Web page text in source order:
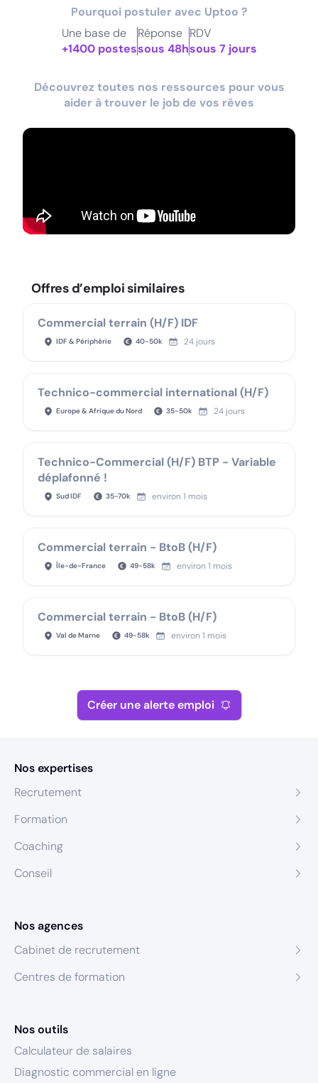
Pourquoi postuler avec Uptoo ?
Une base de
+1400 postes
Réponse
sous 48h
RDV
sous 7 jours
Découvrez toutes nos ressources pour vous
aider à trouver le job de vos rêves
Offres d’emploi similaires
Commercial terrain (H/F) IDF
IDF & Périphérie 40-50k 24 jours
Technico-commercial international (H/F)
Europe & Afrique du Nord 35-50k 24 jours
Technico-Commercial (H/F) BTP - Variable
déplafonné !
Sud IDF 35-70k environ 1 mois
Commercial terrain - BtoB (H/F)
Île-de-France 49-58k environ 1 mois
Commercial terrain - BtoB (H/F)
Val de Marne 49-58k environ 1 mois
Créer une alerte emploi
Nos expertises
Recrutement
Formation
Coaching
Conseil
Nos agences
Cabinet de recrutement
Centres de formation
Nos outils
Calculateur de salaires
Diagnostic commercial en ligne